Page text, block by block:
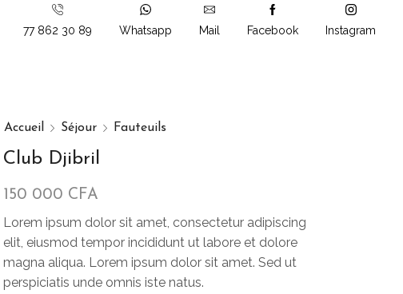
77 862 30 89 Whatsapp Mail Facebook Instagram
Accueil Séjour Fauteuils
Club Djibril
150 000 CFA
Lorem ipsum dolor sit amet, consectetur adipiscing
elit, eiusmod tempor incididunt ut labore et dolore
magna aliqua. Lorem ipsum dolor sit amet. Sed ut
perspiciatis unde omnis iste natus.